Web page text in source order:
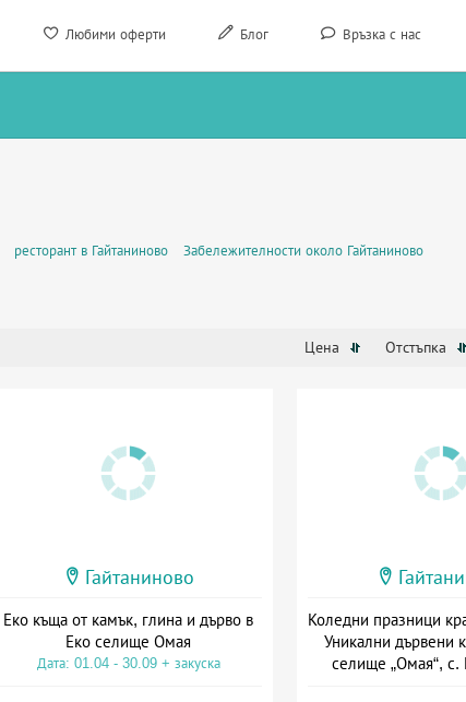
Любими оферти Блог Връзка с нас
ресторант в Гайтаниново Забележителности около Гайтаниново
Цена Отстъпка
Гайтаниново
Еко къща от камък, глина и дърво в
Еко селище Омая
Дата: 01.04 - 30.09 + закуска
Коледни празници
Уникални дървени
селище „Омая“, с.